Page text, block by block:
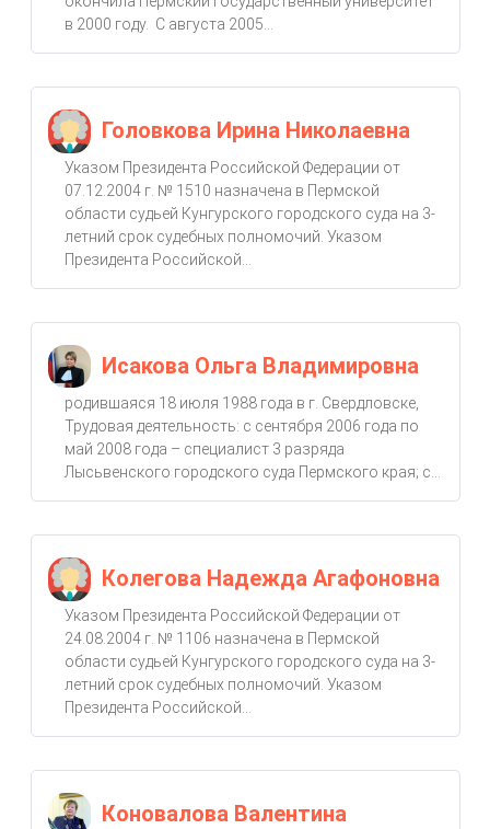
в 2000 году. С августа 2005...
Головкова Ирина Николаевна
Указом Президента Российской Федерации от
07.12.2004 г. № 1510 назначена в Пермской
области судьей Кунгурского городского суда на 3-
летний срок судебных полномочий. Указом
Президента Российской...
Исакова Ольга Владимировна
родившаяся 18 июля 1988 года в г. Свердловске,
Трудовая деятельность: с сентября 2006 года по
май 2008 года – специалист 3 разряда
Лысьвенского городского суда Пермского края; с...
Колегова Надежда Агафоновна
Указом Президента Российской Федерации от
24.08.2004 г. № 1106 назначена в Пермской
области судьей Кунгурского городского суда на 3-
летний срок судебных полномочий. Указом
Президента Российской...
Коновалова Валентина